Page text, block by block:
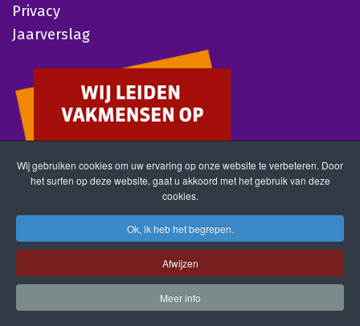
Privacy
Jaarverslag
Wij gebruiken cookies om uw ervaring op onze website te verbeteren. Door
het surfen op deze website, gaat u akkoord met het gebruik van deze
cookies.
Ok, ik heb het begrepen.
Afwijzen
Meer info